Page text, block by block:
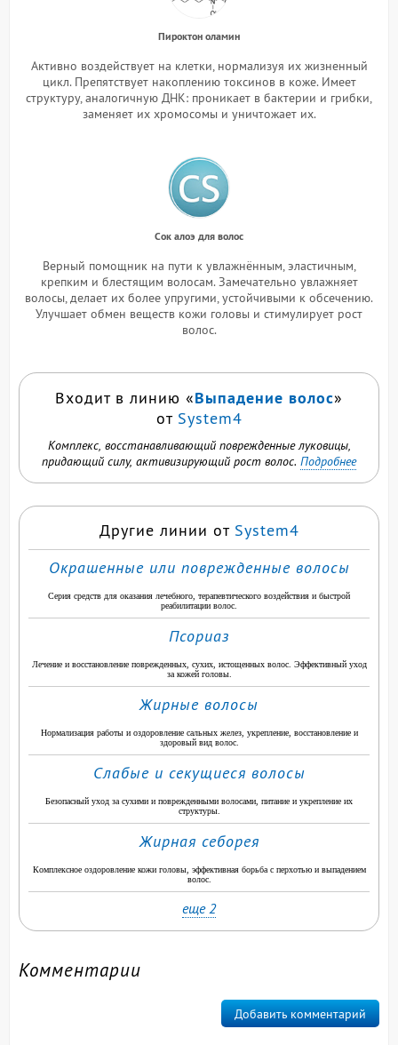
Пироктон оламин
Активно воздействует на клетки, нормализуя их жизненный
цикл. Препятствует накоплению токсинов в коже. Имеет
структуру, аналогичную ДНК: проникает в бактерии и грибки,
заменяет их хромосомы и уничтожает их.
Сок алоэ для волос
Верный помощник на пути к увлажнённым, эластичным,
крепким и блестящим волосам. Замечательно увлажняет
волосы, делает их более упругими, устойчивыми к обсечению.
Улучшает обмен веществ кожи головы и стимулирует рост
волос.
Входит в линию «Выпадение волос»
от System4
Комплекс, восстанавливающий поврежденные луковицы,
придающий силу, активизирующий рост волос. Подробнее
Другие линии от System4
Окрашенные или поврежденные волосы
Серия средств для оказания лечебного, терапевтического воздействия и быстрой
реабилитации волос.
Псориаз
Лечение и восстановление поврежденных, сухих, истощенных волос. Эффективный уход
за кожей головы.
Жирные волосы
Нормализация работы и оздоровление сальных желез, укрепление, восстановление и
здоровый вид волос.
Слабые и секущиеся волосы
Безопасный уход за сухими и поврежденными волосами, питание и укрепление их
структуры.
Жирная себорея
Комплексное оздоровление кожи головы, эффективная борьба с перхотью и выпадением
волос.
еще 2
Комментарии
Добавить комментарий